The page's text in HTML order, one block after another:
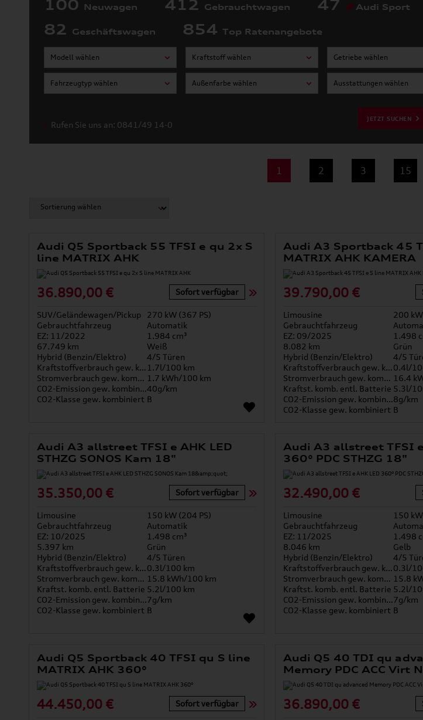
100 Neuwagen 412 Gebrauchtwagen 47 Audi Sport
82 Geschäftswagen 854 Top Ratenangebote
Modell wählen Kraftstoff wählen Getriebe wählen
Fahrzeugtyp wählen Außenfarbe wählen Ausstattungen wählen
JETZT SUCHEN
Rufen Sie uns an: 0841/49 14-0
1 2 3 15
Audi Q5 Sportback 55 TFSI e qu 2x S
line MATRIX AHK
36.890,00 € Sofort verfügbar
SUV/Geländewagen/Pickup
270 kW (367 PS)
Gebrauchtfahrzeug
Automatik
EZ: 11/2022
1.984 cm³
67.749 km
Weiß
Hybrid (Benzin/Elektro)
4/5 Türen
Kraftstoffverbrauch gew. kombiniert 1.7l/100 km
Stromverbrauch gew. kombiniert 1.7 kWh/100 km
CO2-Emission gew. kombiniert40g/km
CO2-Klasse gew. kombiniert B
Audi A3 Sportback 45
MATRIX AHK KAMERA
39.790,00 €
Limousine
200
Gebrauchtfahrzeug
EZ: 09/2025
1.498
8.082 km
Grün
Hybrid (Benzin/Elektro)
4/5
Kraftstoffverbrauch gew. kombiniert0.4l/
Stromverbrauch gew. kombiniert 16.4
Kraftst. komb. entl. Batterie 5.3l/
CO2-Emission gew. kombiniert8g/km
CO2-Klasse gew. kombiniert B
Audi A3 allstreet TFSI e AHK LED
STHZG SONOS Kam 18"
35.350,00 € Sofort verfügbar
Limousine
150 kW (204 PS)
Gebrauchtfahrzeug
Automatik
EZ: 10/2025
1.498 cm³
5.397 km
Grün
Hybrid (Benzin/Elektro)
4/5 Türen
Kraftstoffverbrauch gew. kombiniert0.3l/100 km
Stromverbrauch gew. kombiniert 15.8 kWh/100 km
Kraftst. komb. entl. Batterie 5.2l/100 km
CO2-Emission gew. kombiniert7g/km
CO2-Klasse gew. kombiniert B
Audi A3 allstreet TFSI e
360° PDC STHZG 18"
32.490,00 €
Limousine
150
Gebrauchtfahrzeug
EZ: 11/2025
1.498
8.046 km
Gelb
Hybrid (Benzin/Elektro)
4/5
Kraftstoffverbrauch gew. kombiniert0.3l/
Stromverbrauch gew. kombiniert 15.8
Kraftst. komb. entl. Batterie 5.2l/
CO2-Emission gew. kombiniert7g/km
CO2-Klasse gew. kombiniert B
Audi Q5 Sportback 40 TFSI qu S line
MATRIX AHK 360°
44.450,00 € Sofort verfügbar
Audi Q5 40 TDI qu
Memory PDC ACC Virt
36.890,00 €